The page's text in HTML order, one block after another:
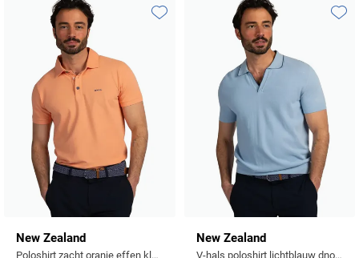
Tommy Hilfiger
Tramarossa
UBR
Vanguard
William Lockie
Alle Merken
New Zealand
Poloshirt zacht oranje effen klein logo
Toevoegen aan favorieten
New Zealand
V-hals poloshirt lichtblauw dnokere rand boord